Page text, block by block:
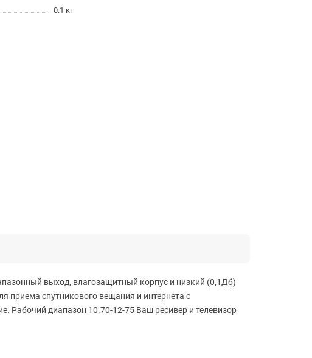
0.1 кг
выход, влагозащитный корпус и низкий (0,1Дб)
приема спутникового вещания и интернета с
Рабочий диапазон 10.70-12-75 Ваш ресивер и телевизор